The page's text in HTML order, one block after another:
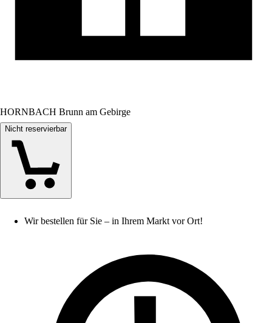
HORNBACH Brunn am Gebirge
Nicht reservierbar
Wir bestellen für Sie – in Ihrem Markt vor Ort!